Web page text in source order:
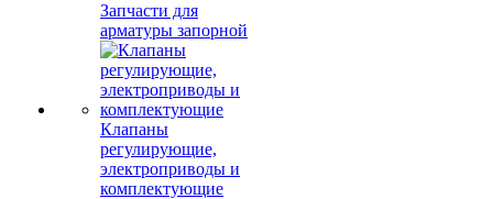
Запчасти для
арматуры запорной
Клапаны
регулирующие,
электроприводы и
комплектующие